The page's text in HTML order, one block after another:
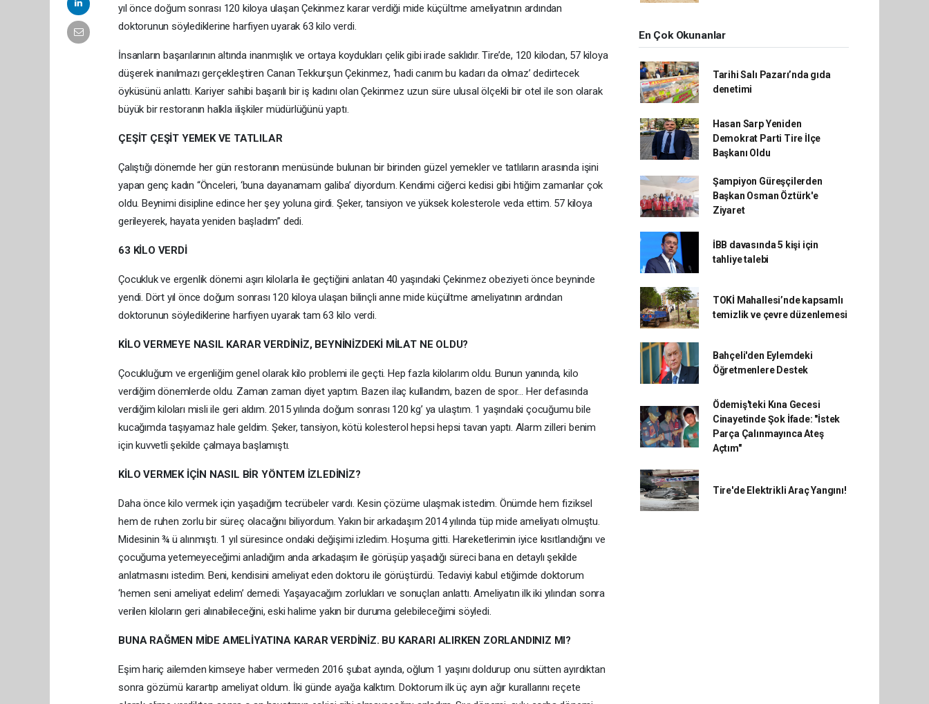
yıl önce doğum sonrası 120 kiloya ulaşan Çekinmez karar verdiği mide küçültme ameliyatının ardından
doktorunun söylediklerine harfiyen uyarak 63 kilo verdi.
İnsanların başarılarının altında inanmışlık ve ortaya koydukları çelik gibi irade saklıdır. Tire’de, 120 kilodan, 57 kiloya
düşerek inanılmazı gerçekleştiren Canan Tekkurşun Çekinmez, ‘hadi canım bu kadarı da olmaz’ dedirtecek
öyküsünü anlattı. Kariyer sahibi başarılı bir iş kadını olan Çekinmez uzun süre ulusal ölçekli bir otel ile son olarak
büyük bir restoranın halkla ilişkiler müdürlüğünü yaptı.
ÇEŞİT ÇEŞİT YEMEK VE TATLILAR
Çalıştığı dönemde her gün restoranın menüsünde bulunan bir birinden güzel yemekler ve tatlıların arasında işini
yapan genç kadın “Önceleri, ‘buna dayanamam galiba’ diyordum. Kendimi ciğerci kedisi gibi htiğim zamanlar çok
oldu. Beynimi disipline edince her şey yoluna girdi. Şeker, tansiyon ve yüksek kolesterole veda ettim. 57 kiloya
gerileyerek, hayata yeniden başladım” dedi.
63 KİLO VERDİ
Çocukluk ve ergenlik dönemi aşırı kilolarla ile geçtiğini anlatan 40 yaşındaki Çekinmez obeziyeti önce beyninde
yendi. Dört yıl önce doğum sonrası 120 kiloya ulaşan bilinçli anne mide küçültme ameliyatının ardından
doktorunun söylediklerine harfiyen uyarak tam 63 kilo verdi.
KİLO VERMEYE NASIL KARAR VERDİNİZ, BEYNİNİZDEKİ MİLAT NE OLDU?
Çocukluğum ve ergenliğim genel olarak kilo problemi ile geçti. Hep fazla kilolarım oldu. Bunun yanında, kilo
verdiğim dönemlerde oldu. Zaman zaman diyet yaptım. Bazen ilaç kullandım, bazen de spor… Her defasında
verdiğim kiloları misli ile geri aldım. 2015 yılında doğum sonrası 120 kg’ ya ulaştım. 1 yaşındaki çocuğumu bile
kucağımda taşıyamaz hale geldim. Şeker, tansiyon, kötü kolesterol hepsi hepsi tavan yaptı. Alarm zilleri benim
için kuvvetli şekilde çalmaya başlamıştı.
KİLO VERMEK İÇİN NASIL BİR YÖNTEM İZLEDİNİZ?
Daha önce kilo vermek için yaşadığım tecrübeler vardı. Kesin çözüme ulaşmak istedim. Önümde hem fiziksel
hem de ruhen zorlu bir süreç olacağını biliyordum. Yakın bir arkadaşım 2014 yılında tüp mide ameliyatı olmuştu.
Midesinin ¾ ü alınmıştı. 1 yıl süresince ondaki değişimi izledim. Hoşuma gitti. Hareketlerimin iyice kısıtlandığını ve
çocuğuma yetemeyeceğimi anladığım anda arkadaşım ile görüşüp yaşadığı süreci bana en detaylı şekilde
anlatmasını istedim. Beni, kendisini ameliyat eden doktoru ile görüştürdü. Tedaviyi kabul etiğimde doktorum
‘hemen seni ameliyat edelim’ demedi. Yaşayacağım zorlukları ve sonuçları anlattı. Ameliyatın ilk iki yılından sonra
verilen kiloların geri alınabileceğini, eski halime yakın bir duruma gelebileceğimi söyledi.
BUNA RAĞMEN MİDE AMELİYATINA KARAR VERDİNİZ. BU KARARI ALIRKEN ZORLANDINIZ MI?
Eşim hariç ailemden kimseye haber vermeden 2016 şubat ayında, oğlum 1 yaşını doldurup onu sütten ayırdıktan
sonra gözümü karartıp ameliyat oldum. İki günde ayağa kalktım. Doktorum ilk üç ayın ağır kurallarını reçete
En Çok Okunanlar
Tarihi Salı Pazarı’nda gıda
denetimi
Hasan Sarp Yeniden
Demokrat Parti Tire İlçe
Başkanı Oldu
Şampiyon Güreşçilerden
Başkan Osman Öztürk'e
Ziyaret
İBB davasında 5 kişi için
tahliye talebi
TOKİ Mahallesi’nde kapsamlı
temizlik ve çevre düzenlemesi
Bahçeli'den Eylemdeki
Öğretmenlere Destek
Ödemiş'teki Kına Gecesi
Cinayetinde Şok İfade: "İstek
Parça Çalınmayınca Ateş
Açtım"
Tire'de Elektrikli Araç Yangını!